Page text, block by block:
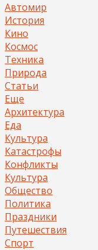
Автомир
История
Кино
Космос
Техника
Природа
Статьи
Еще
Архитектура
Еда
Культура
Катастрофы
Конфликты
Культура
Общество
Политика
Праздники
Путешествия
Спорт